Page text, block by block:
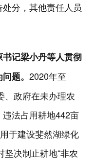
分，其他责任人员
记梁小丹等人贯彻
题。 2020年至
、政府在未办理农
法占用耕地442亩
于建设斐然湖绿化
决制止耕地“非农